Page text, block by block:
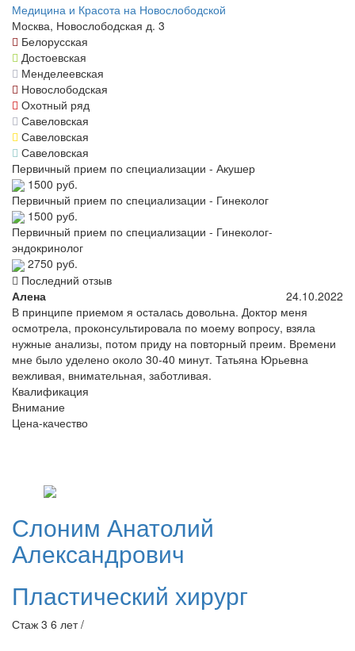
Медицина и Красота на Новослободской
Москва, Новослободская д. 3
Белорусская
Достоевская
Менделеевская
Новослободская
Охотный ряд
Савеловская
Савеловская
Савеловская
Первичный прием по специализации - Акушер
1500 руб.
Первичный прием по специализации - Гинеколог
1500 руб.
Первичный прием по специализации - Гинеколог-
эндокринолог
2750 руб.
Последний отзыв
Алена
24.10.2022
В принципе приемом я осталась довольна. Доктор меня
осмотрела, проконсультировала по моему вопросу, взяла
нужные анализы, потом приду на повторный преим. Времени
мне было уделено около 30-40 минут. Татьяна Юрьевна
вежливая, внимательная, заботливая.
Квалификация
Внимание
Цена-качество
Слоним Анатолий
Александрович
Пластический хирург
Стаж 3 6 лет /